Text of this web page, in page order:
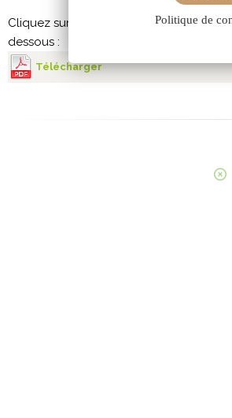
Cliquez sur l’image pour afficher le
dessous :
Télécharger
Politique de